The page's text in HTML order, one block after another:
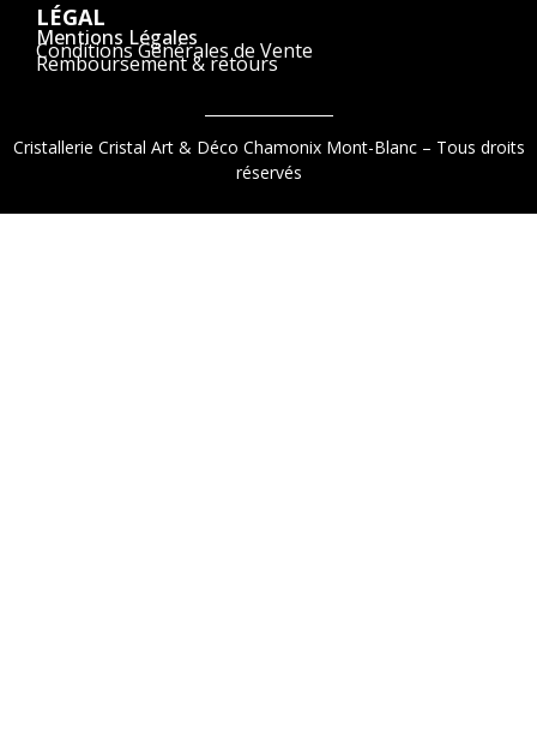
LÉGAL
Mentions Légales
Conditions Générales de Vente
Remboursement & retours
Cristallerie Cristal Art & Déco Chamonix Mont-Blanc – Tous droits
réservés